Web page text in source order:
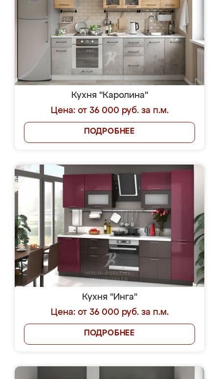
Кухня "Каролина"
Цена: от 36 000 руб. за п.м.
ПОДРОБНЕЕ
Кухня "Инга"
Цена: от 36 000 руб. за п.м.
ПОДРОБНЕЕ